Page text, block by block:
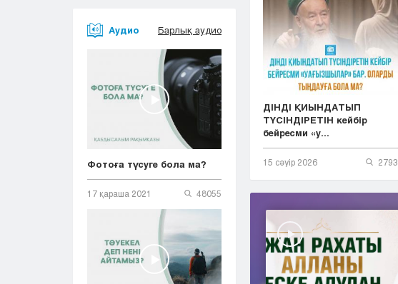
Аудио Барлық аудио
Фотоға түсуге бола ма?
17 қараша 2021 48055
ДІНДІ ҚИЫНДАТЫП
ТҮСІНДІРЕТІН кейбір
бейресми «у...
15 сәуір 2026 2793